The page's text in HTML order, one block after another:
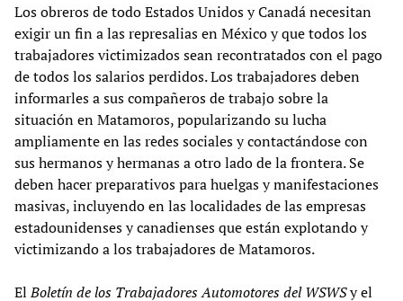
Los obreros de todo Estados Unidos y Canadá necesitan
exigir un fin a las represalias en México y que todos los
trabajadores victimizados sean recontratados con el pago
de todos los salarios perdidos. Los trabajadores deben
informarles a sus compañeros de trabajo sobre la
situación en Matamoros, popularizando su lucha
ampliamente en las redes sociales y contactándose con
sus hermanos y hermanas a otro lado de la frontera. Se
deben hacer preparativos para huelgas y manifestaciones
masivas, incluyendo en las localidades de las empresas
estadounidenses y canadienses que están explotando y
victimizando a los trabajadores de Matamoros.
ElBoletín de los Trabajadores Automotores del WSWSy el